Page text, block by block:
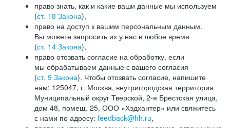
право знать, как и какие ваши данные мы используем
(ст. 18 Закона),
право на доступ к вашим персональным данным.
Вы можете запросить их у нас в любое время
(ст. 14 Закона),
право отозвать согласие на обработку, если
мы обрабатываем данные с вашего согласия
(ст. 9 Закона). Чтобы отозвать согласие, напишите
нам: 125047, г. Москва, внутригородская территория
Муниципальный округ Тверской, 2-я Брестская улица,
дом 48, помещ. 25, ООО «Хэдхантер» или свяжитесь
с нами по адресу: feedback@hh.ru,